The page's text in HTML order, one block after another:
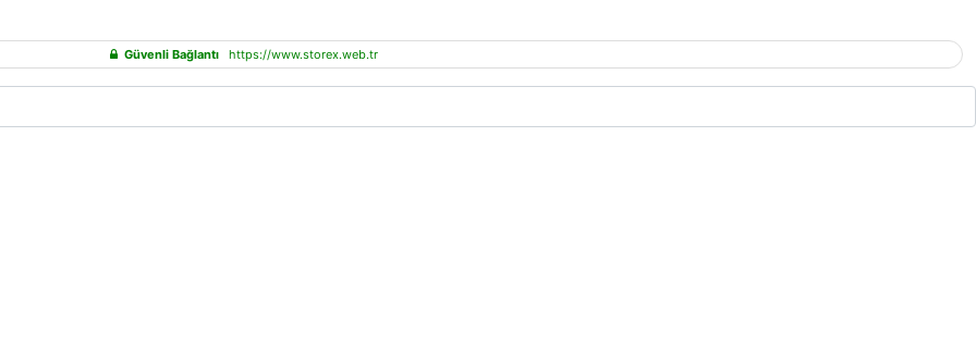
Güvenli Bağlantı https://www.storex.web.tr